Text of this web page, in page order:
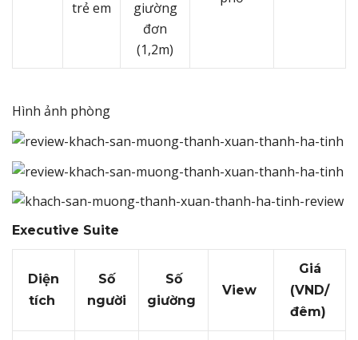
trẻ em
giường
đơn
(1,2m)
Hình ảnh phòng
Executive Suite
Diện
tích
Số
người
Số
giường
View
Giá
(VND/
đêm)